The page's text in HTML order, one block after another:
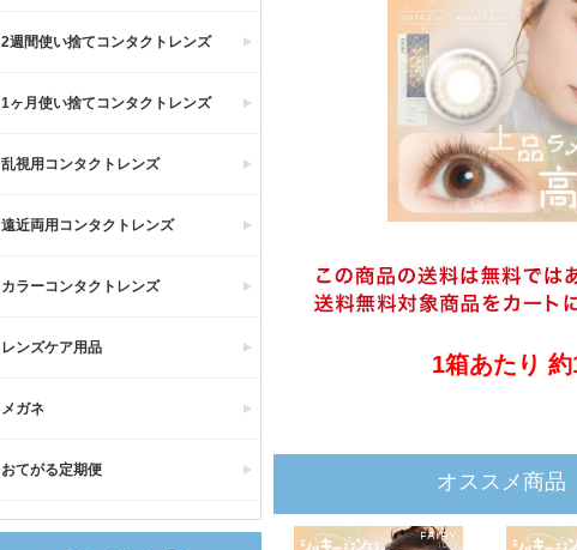
2週間使い捨てコンタクトレンズ
1ヶ月使い捨てコンタクトレンズ
乱視用コンタクトレンズ
遠近両用コンタクトレンズ
カラーコンタクトレンズ
レンズケア用品
メガネ
おてがる定期便
1箱あたり 約
オススメ商品